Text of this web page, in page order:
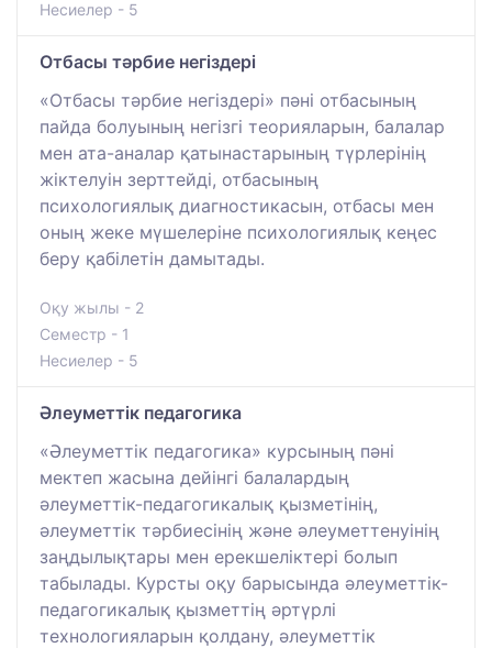
Несиелер - 5
Отбасы тәрбие негіздері
«Отбасы тәрбие негіздері» пәні отбасының
пайда болуының негізгі теорияларын, балалар
мен ата-аналар қатынастарының түрлерінің
жіктелуін зерттейді, отбасының
психологиялық диагностикасын, отбасы мен
оның жеке мүшелеріне психологиялық кеңес
беру қабілетін дамытады.
Оқу жылы - 2
Семестр - 1
Несиелер - 5
Әлеуметтік педагогика
«Әлеуметтік педагогика» курсының пәні
мектеп жасына дейінгі балалардың
әлеуметтік-педагогикалық қызметінің,
әлеуметтік тәрбиесінің және әлеуметтенуінің
заңдылықтары мен ерекшеліктері болып
табылады. Курсты оқу барысында әлеуметтік-
педагогикалық қызметтің әртүрлі
технологияларын қолдану, әлеуметтік